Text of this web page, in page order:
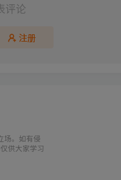
评论
注册
场。如有侵
供大家学习